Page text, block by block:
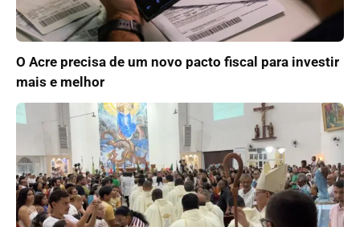
O Acre precisa de um novo pacto fiscal para investir
mais e melhor